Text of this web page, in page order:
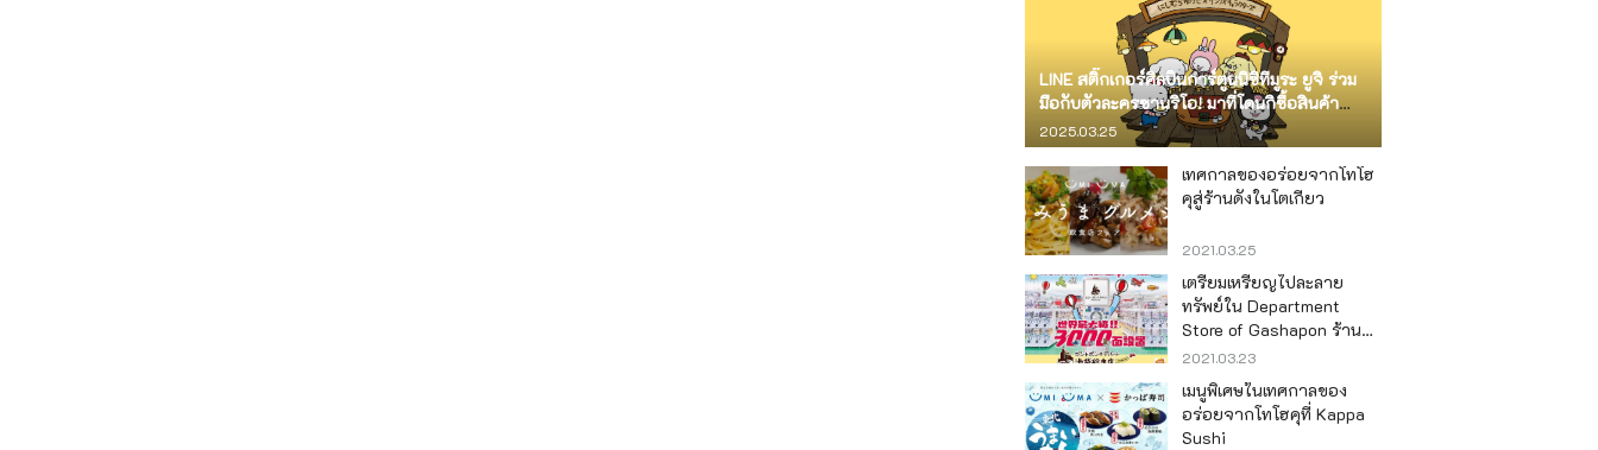
LINE สติ๊กเกอร์ศิลปินการ์ตูนนิชิทีมูระ ยูจิ ร่วม
มือกับตัวละครซานริโอ! มาที่โดนกิซื้อสินค้า
จำกัด
2025.03.25
เทศกาลของอร่อยจากโทโฮ
คุสู่ร้านดังในโตเกียว
2021.03.25
เตรียมเหรียญไปละลาย
ทรัพย์ใน Department
Store of Gashapon ร้านที่มี
เครื่องกาชาปองเยอะที่สุดใน
โลก อิเคะบุคุโระ
2021.03.23
เมนูพิเศษในเทศกาลของ
อร่อยจากโทโฮคุที่ Kappa
Sushi